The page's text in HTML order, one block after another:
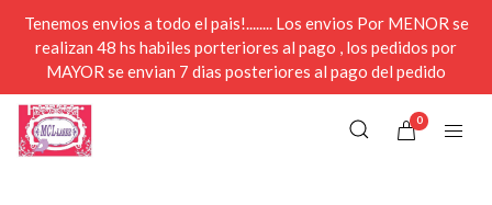
Tenemos envios a todo el pais!........ Los envios Por MENOR se
realizan 48 hs habiles porteriores al pago , los pedidos por
MAYOR se envian 7 dias posteriores al pago del pedido
0